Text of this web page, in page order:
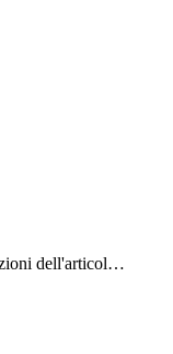
dell'articolo.